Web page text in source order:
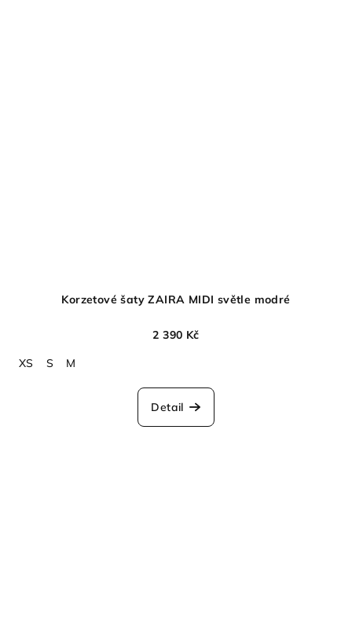
Korzetové šaty ZAIRA MIDI světle modré
2 390 Kč
XS
S M
Detail